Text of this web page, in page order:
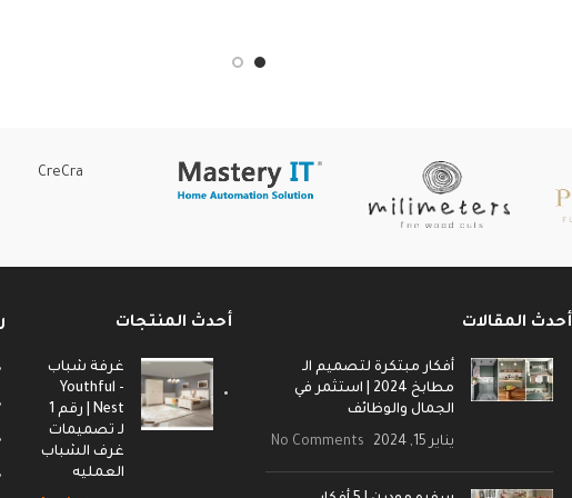
متاح تغيير المقاسات والألوان .
الخامات : اخشاب طبيعية " كونتر طبيعي في
المسطحات - زان احمر في القوائم "
عنوان المعرض : 51 احمد قاسم جودة - عباس
متاحة تغيير الألوان والأبعاد .
الخامات : اخشاب طبيعية ” كونتر
عنوان المعرض : 51 احمد
CreCra
أحدث المقالات
أفكار مبتكرة لتصميم الـ
مطابخ 2024 | استثمر في
الجمال والوظائف
يناير 15, 2024 No Comments
أحدث المنتجات
غرفة شباب
- Youthful
Nest | رقم 1
لـ تصميمات
غرف الشباب
العمليه